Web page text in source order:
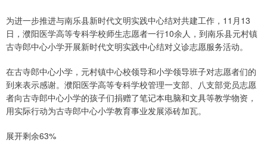
为进一步推进与南乐县新时代文明实践中心结对共建工作，11月13
日，濮阳医学高等专科学校师生志愿者一行10余人，到南乐县元村镇
古寺郎中心小学开展新时代文明实践中心结对义诊志愿服务活动。
在古寺郎中心小学，元村镇中心校领导和小学领导班子对志愿者们的
到来表示感谢。濮阳医学高等专科学校管理一支部、八支部党员志愿
者向古寺郎中心小学的孩子们捐赠了笔记本电脑和文具等教学物资，
用实际行动为古寺郎中心小学教育事业发展添砖加瓦。
展开剩余63%